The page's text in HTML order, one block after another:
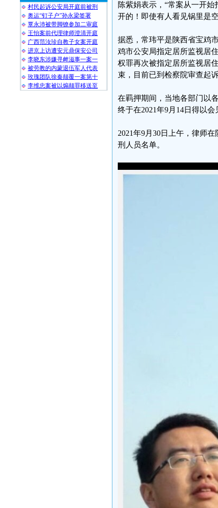
村民起诉公安局开庭前被刑
奥运“钉子户”孙永梁签署
覃永沛被带脚镣参加二审庭
王怡案前代理律师澄清开庭
广西范汝珍自教子女案开庭
进京上访遭安元鼎保安公司
李晓东涉嫌寻衅滋事一案一
被劳教的内蒙退伍军人代表
玫瑰团队徐秦颠覆一案第十
李维忠案被以煽颠罪移送至
陈紫娟表示，“常案从一开
开的！即使有人看见锅里是
据悉，常玮平是陕西省宝鸡
鸡市公安局指定居所监视居
权罪再次被指定居所监视居
束，目前已到检察院审查起
在羁押期间，当地各部门以
终于在2021年9月14日得以会
2021年9月30日上午，律师
刑人员名单。